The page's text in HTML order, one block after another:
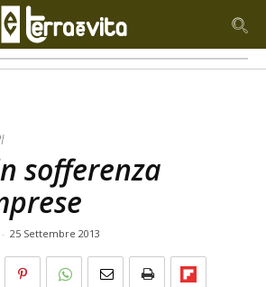
sofferenza
- 25 Settembre 2013